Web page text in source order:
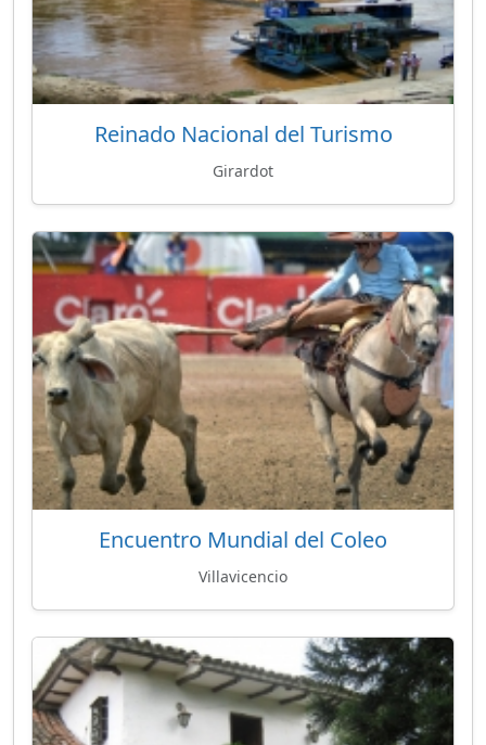
Reinado Nacional del Turismo
Girardot
Encuentro Mundial del Coleo
Villavicencio